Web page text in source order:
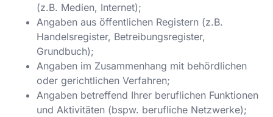
(z.B. Medien, Internet);
Angaben aus öffentlichen Registern (z.B.
Handelsregister, Betreibungsregister,
Grundbuch);
Angaben im Zusammenhang mit behördlichen
oder gerichtlichen Verfahren;
Angaben betreffend Ihrer beruflichen Funktionen
und Aktivitäten (bspw. berufliche Netzwerke);